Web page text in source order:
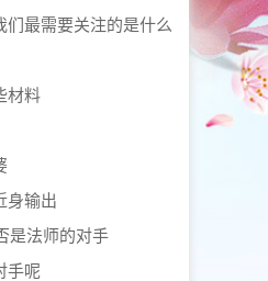
最需要关注的是什么
材料
身输出
是法师的对手
手呢